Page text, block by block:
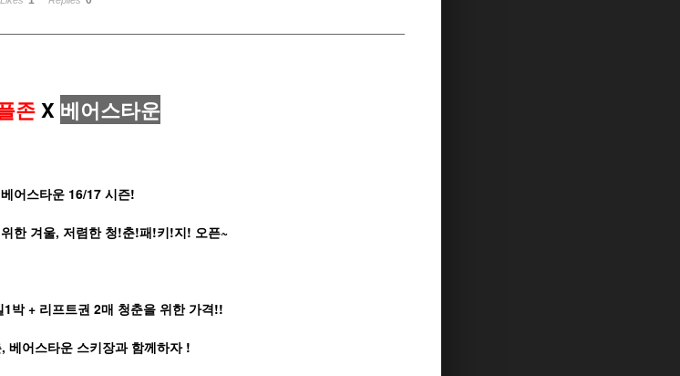
존X 베어스타운
베어스타운16/17 시즌!
위한 겨울, 저렴한 청!춘!패!키!지! 오픈~
1박+ 리프트권 2매 청춘을 위한 가격!!
, 베어스타운 스키장과 함께하자!